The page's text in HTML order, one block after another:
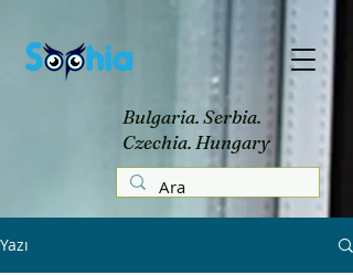
Bulgaria. Serbia.
Czechia. Hungary
Yazı